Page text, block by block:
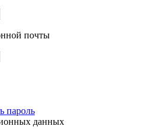
почты
пароль
данных